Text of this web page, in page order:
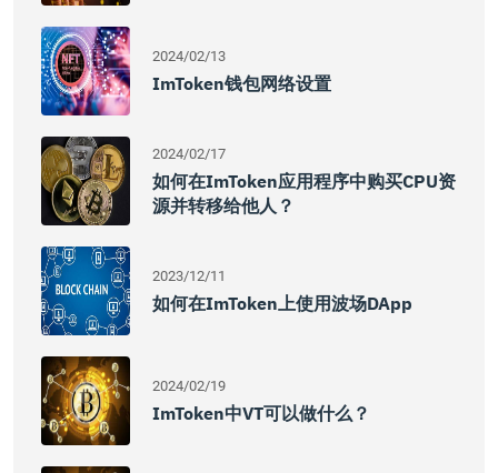
2024/02/13
ImToken钱包网络设置
2024/02/17
如何在imToken应用程序中购买CPU资
源并转移给他人？
2023/12/11
如何在imToken上使用波场DApp
2024/02/19
ImToken中VT可以做什么？